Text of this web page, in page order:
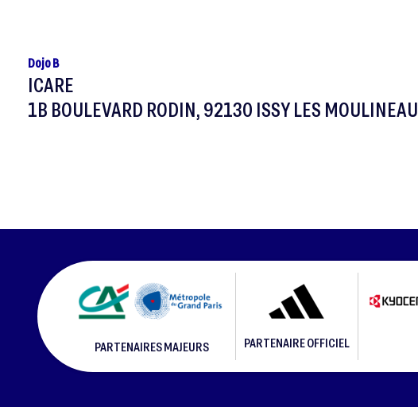
Dojo B
ICARE
1B BOULEVARD RODIN, 92130 ISSY LES
PARTENAIRES MAJEURS PARTENAIRE OFFICIEL